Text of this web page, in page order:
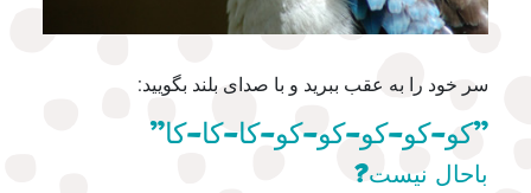
سر خود را به عقب ببرید و با صدای بلند بگویید:
"کو-کو-کو-کو-کو-کا-کا-کا"
باحال نیست?